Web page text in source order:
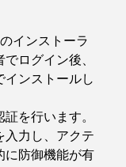
のインストーラ
ログイン後、
インストールし
を行います。
入力し、アクテ
に防御機能が有